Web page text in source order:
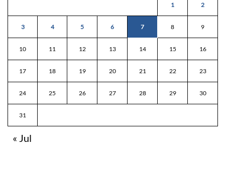
1 2
3 4 5 6 7 8 9
10 11 12 13 14 15 16
17 18 19 20 21 22 23
24 25 26 27 28 29 30
31
« Jul